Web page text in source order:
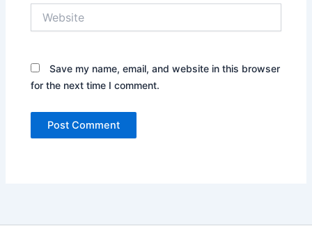
Save my name, email, and website in this browser
for the next time I comment.